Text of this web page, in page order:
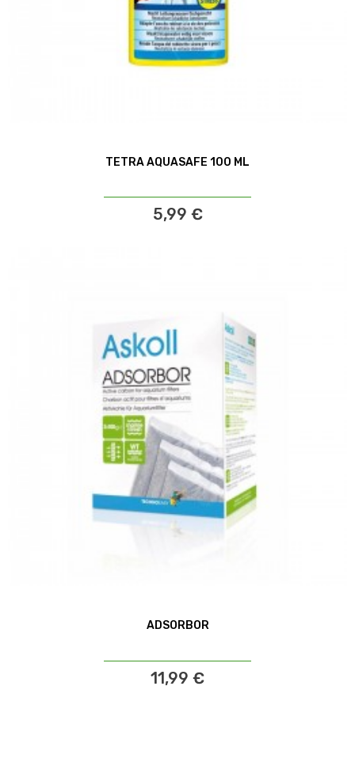
TETRA AQUASAFE 100 ML
5,99 €
ADSORBOR
11,99 €